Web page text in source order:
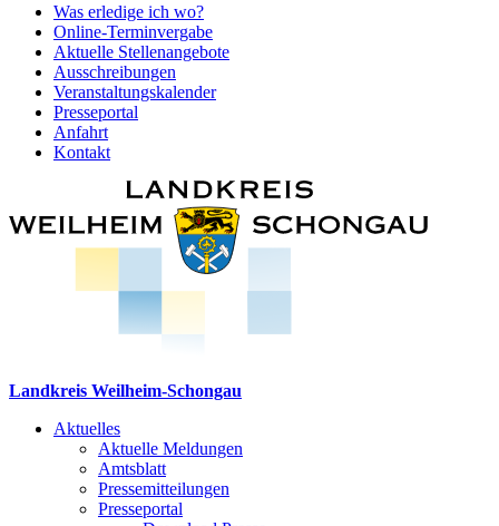
Was erledige ich wo?
Online-Terminvergabe
Aktuelle Stellenangebote
Ausschreibungen
Veranstaltungskalender
Presseportal
Anfahrt
Kontakt
Landkreis Weilheim-Schongau
Aktuelles
Aktuelle Meldungen
Amtsblatt
Pressemitteilungen
Presseportal